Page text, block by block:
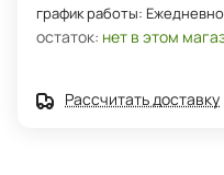
график работы:
остаток: нет в этом
Рассчитать доставку